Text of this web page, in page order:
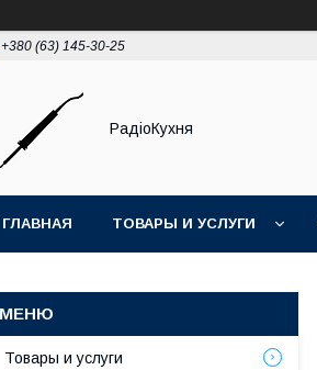
+380 (63) 145-30-25
РадіоКухня
ГЛАВНАЯ ТОВАРЫ И УСЛУГИ
Товары и услуги